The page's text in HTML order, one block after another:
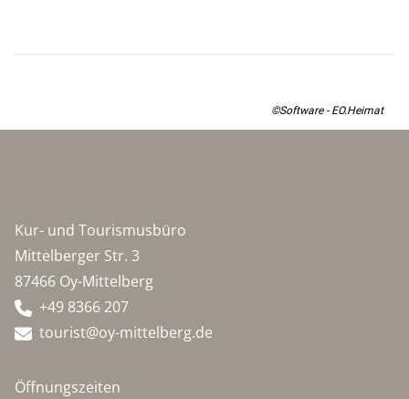
©Software - EO.Heimat
Kur- und Tourismusbüro
Mittelberger Str. 3
87466 Oy-Mittelberg
+49 8366 207
tourist@oy-mittelberg.de
Öffnungszeiten